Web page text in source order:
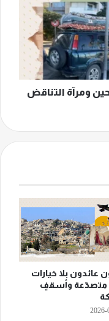
ومرآة التناقض
عائدون بلا خيارات
متصدّعة وأسقفٍ